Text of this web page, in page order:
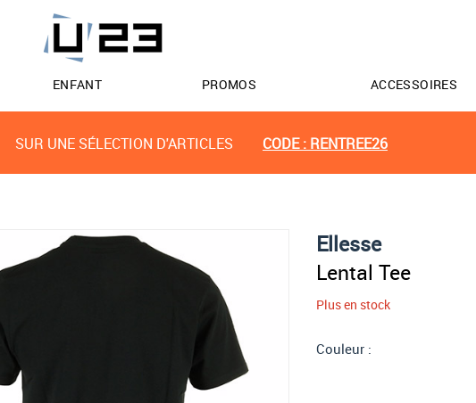
ENFANT PROMOS ACCESSOIRES
SUR UNE SÉLECTION D'ARTICLES CODE : RENTREE26
Ellesse
Lental Tee
Plus en stock
Couleur :